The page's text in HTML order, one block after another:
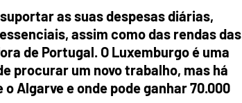
as suas despesas diárias,
assim como das rendas das
de Portugal. O Luxemburgo é uma
procurar um novo trabalho, mas há
Algarve e onde pode ganhar 70.000